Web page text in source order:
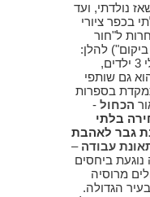
מ-1968, שאז נולדתי, ועד
בכפר ציורי
ל"חור
להלן:
השמורה. יש לי 3 ילדים,
גם שותפי
בספרות
הכחול -
בלתי
גבר לאהבת
עבודה –
ביחסים
מרוסיה
הגדולה.